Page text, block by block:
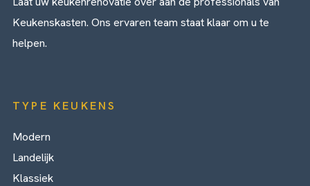
Keukenskasten. Ons ervaren team staat klaar om u te
helpen.
TYPE KEUKENS
Modern
Landelijk
Klassiek